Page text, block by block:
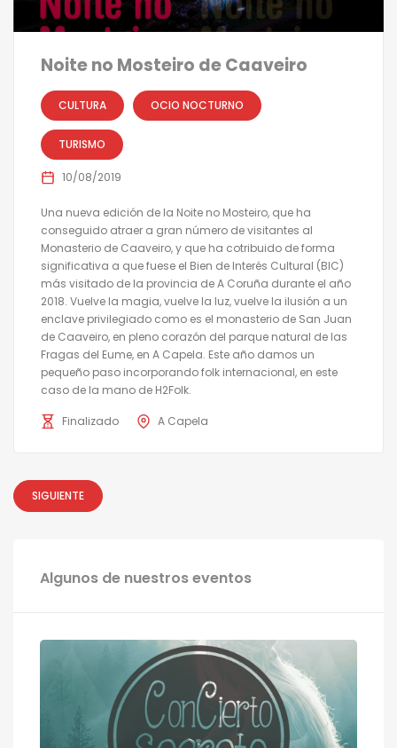
Noite no Mosteiro de Caaveiro
CULTURA OCIO NOCTURNO
TURISMO
10/08/2019
Una nueva edición de la Noite no Mosteiro, que ha
conseguido atraer a gran número de visitantes al
Monasterio de Caaveiro, y que ha cotribuido de forma
significativa a que fuese el Bien de Interés Cultural (BIC)
más visitado de la provincia de A Coruña durante el año
2018. Vuelve la magia, vuelve la luz, vuelve la ilusión a un
enclave privilegiado como es el monasterio de San Juan
de Caaveiro, en pleno corazón del parque natural de las
Fragas del Eume, en A Capela. Este año damos un
pequeño paso incorporando folk internacional, en este
caso de la mano de H2Folk.
Finalizado A Capela
SIGUIENTE
Algunos de nuestros eventos